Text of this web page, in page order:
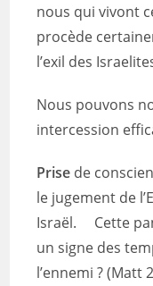
nous qui vivont
procède
l’exil des
Nous pouvons
intercession
Prise de
le jugement de
Israël. Cette
un signe des
l’ennemi ? (Matt